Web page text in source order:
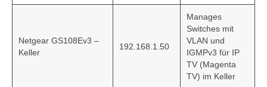
Netgear GS108Ev3 –
Keller
192.168.1.50
Manages
Switches mit
VLAN und
IGMPv3 für IP
TV (Magenta
TV) im Keller